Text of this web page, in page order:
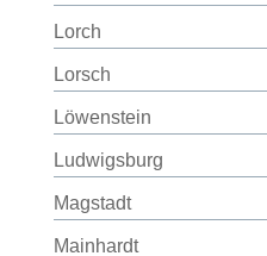
Lorch
Lorsch
Löwenstein
Ludwigsburg
Magstadt
Mainhardt